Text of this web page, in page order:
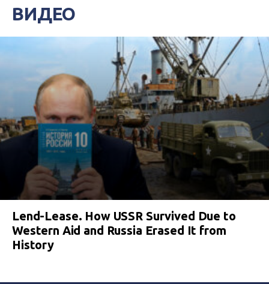
ВИДЕО
Lend-Lease. How USSR Survived Due to
Western Aid and Russia Erased It from
History